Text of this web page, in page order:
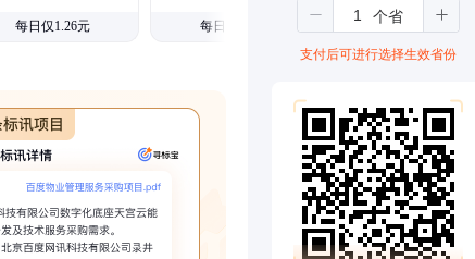
每日仅1.26元 每日仅1.08元
支付后可进行选择生效省份